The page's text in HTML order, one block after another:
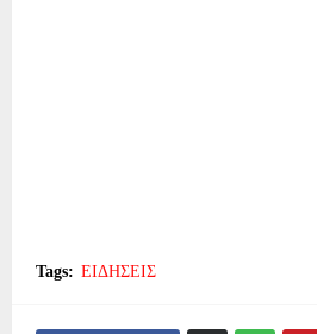
Tags: ΕΙΔΗΣΕΙΣ